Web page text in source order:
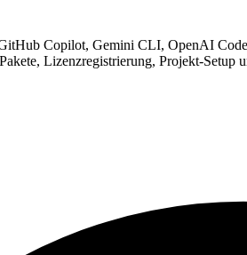
Copilot, Gemini CLI, OpenAI
Lizenzregistrierung, Projekt-Setup